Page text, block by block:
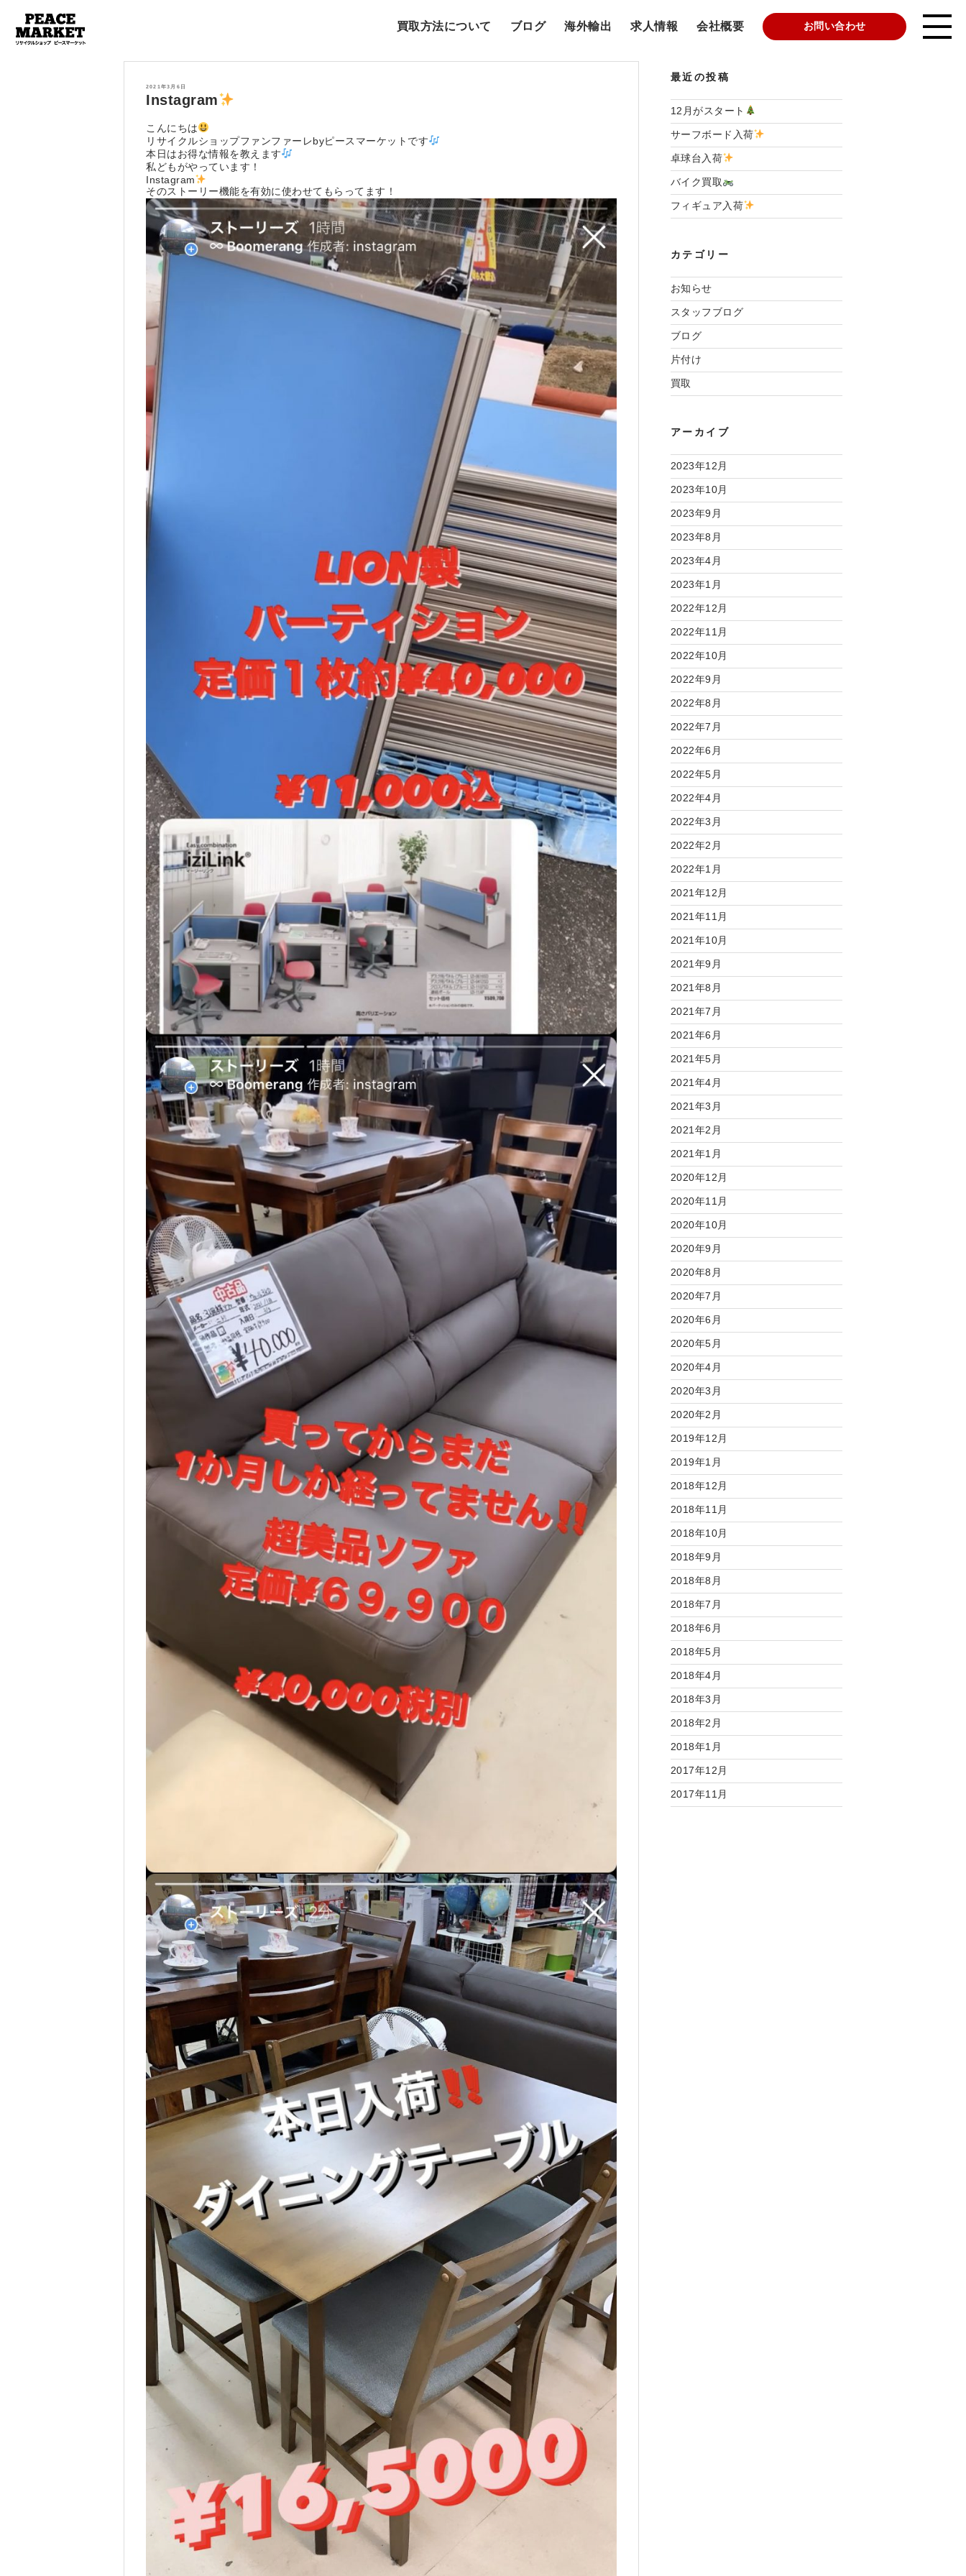
買取方法について ブログ 海外輸出 求人情報 会社概要 お問い合わせ
投
2021年3月6日
Instagram
こんにちは
リサイクルショップファンファーレbyピースマーケットです
本日はお得な情報を教えます
私どもがやっています！
Instagram
そのストーリー機能を有効に使わせてもらってます！
最近の投稿
12月がスタート
サーフボード入荷
卓球台入荷
バイク買取
フィギュア入荷
カテゴリー
お知らせ
スタッフブログ
ブログ
片付け
買取
アーカイブ
2023年12月
2023年10月
2023年9月
2023年8月
2023年4月
2023年1月
2022年12月
2022年11月
2022年10月
2022年9月
2022年8月
2022年7月
2022年6月
2022年5月
2022年4月
2022年3月
2022年2月
2022年1月
2021年12月
2021年11月
2021年10月
2021年9月
2021年8月
2021年7月
2021年6月
2021年5月
2021年4月
2021年3月
2021年2月
2021年1月
2020年12月
2020年11月
2020年10月
2020年9月
2020年8月
2020年7月
2020年6月
2020年5月
2020年4月
2020年3月
2020年2月
2019年12月
2019年1月
2018年12月
2018年11月
2018年10月
2018年9月
2018年8月
2018年7月
2018年6月
2018年5月
2018年4月
2018年3月
2018年2月
2018年1月
2017年12月
2017年11月